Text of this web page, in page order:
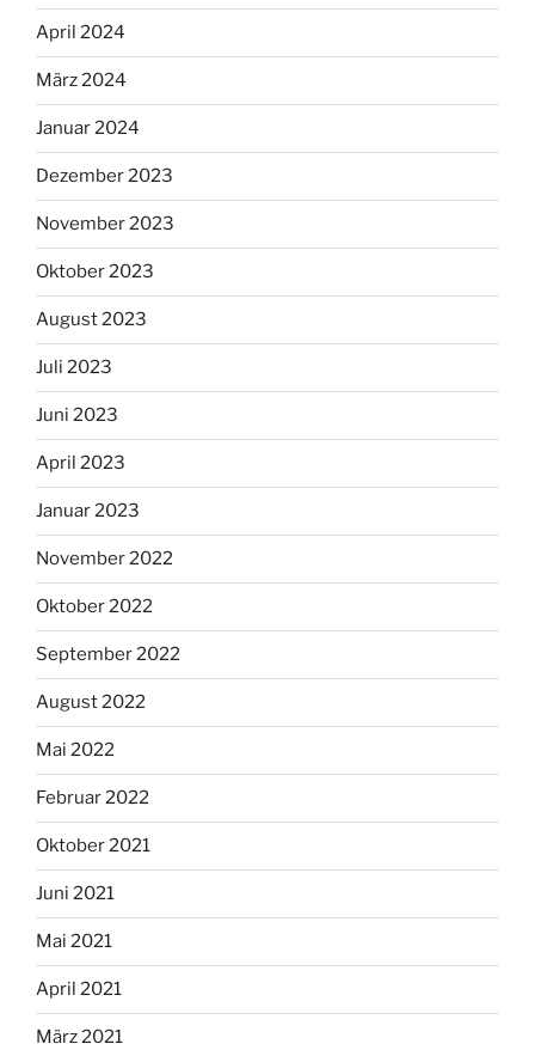
April 2024
März 2024
Januar 2024
Dezember 2023
November 2023
Oktober 2023
August 2023
Juli 2023
Juni 2023
April 2023
Januar 2023
November 2022
Oktober 2022
September 2022
August 2022
Mai 2022
Februar 2022
Oktober 2021
Juni 2021
Mai 2021
April 2021
März 2021